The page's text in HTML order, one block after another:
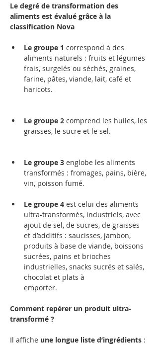
Le degré de transformation des
aliments est évalué grâce à la
classification Nova
Le groupe 1 correspond à des
aliments naturels : fruits et légumes
frais, surgelés ou séchés, graines,
farine, pâtes, viande, lait, café et
haricots.
Le groupe 2 comprend les huiles, les
graisses, le sucre et le sel.
Le groupe 3 englobe les aliments
transformés : fromages, pains, bière,
vin, poisson fumé.
Le groupe 4 est celui des aliments
ultra-transformés, industriels, avec
ajout de sel, de sucres, de graisses
et d’additifs : saucisses, jambon,
produits à base de viande, boissons
sucrées, pains et brioches
industrielles, snacks sucrés et salés,
chocolat et plats à
emporter.
Comment repérer un produit ultra-
transformé ?
Il affiche une longue liste d’ingrédients :